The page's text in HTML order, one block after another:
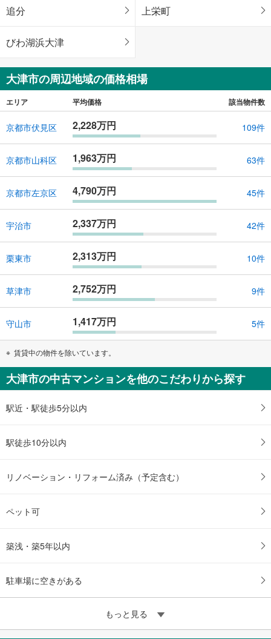
追分 上栄町
びわ湖浜大津
大津市の周辺地域の価格相場
エリア 平均価格 該当物件数
京都市伏見区 2,228万円 109件
京都市山科区 1,963万円 63件
京都市左京区 4,790万円 45件
宇治市 2,337万円 42件
栗東市 2,313万円 10件
草津市 2,752万円 9件
守山市 1,417万円 5件
賃貸中の物件を除いています。
大津市の中古マンションを他のこだわりから探す
駅近・駅徒歩5分以内
駅徒歩10分以内
リノベーション・リフォーム済み（予定含む）
ペット可
築浅・築5年以内
駐車場に空きがある
もっと見る